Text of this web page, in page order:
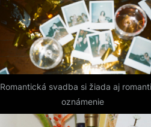
Romantická svadba si žiada aj
oznámenie